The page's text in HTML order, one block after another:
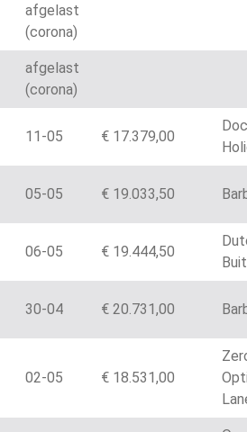
afgelast
(corona)
afgelast
(corona)
11-05 € 17.379,00
Doc
05-05 € 19.033,50
06-05 € 19.444,50
30-04 € 20.731,00
02-05 € 18.531,00